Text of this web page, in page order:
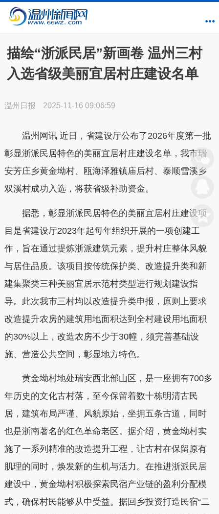
描绘“浙派民居”新画卷 温州三村
入选省级美丽宜居村庄建设名单
温州日报 2025-11-16 09:06:59
温州网讯 近日，省建设厅公布了2026年度第一批
彰显浙派民居特色的美丽宜居村庄建设名单，我市瑞
安芳庄乡黄金坳村、瓯海泽雅镇庙后村、泰顺雪溪乡
双溪村成功入选，将获省级补助资金。
据悉，彰显浙派民居特色的美丽宜居村庄建设项
目是省建设厅2023年起每年组织开展的一项创建工
作，旨在通过提炼浙派建筑元素，提升村庄整体风貌
与居住品质。该项目按传统保护类、改造提升类和新
建集聚类三种美丽宜居示范村类型进行规划建设指
导。此次我市三村均以改造提升类申报，原则上要求
改造提升农房的建筑用地面积达到全村建设用地面积
的30%以上，改造农房不少于30幢，须完善基础设
施、营造公共空间，彰显地方特色。
黄金坳村地处瑞安西北部山区，是一座拥有700多
年历史的文化古村落，至今保留着数十栋明清古民
居，建筑布局严谨、风貌原始，坐拥五条古道，同时
也是浙南著名的红色革命老区。据介绍，黄金坳村实
施了一系列精准的改造提升工程，让古村在保留原有
肌理的同时，焕发新的生机与活力。在推进浙派民居
建设中，黄金坳村积极探索民宿产业链的盈利分配模
式，确保村民能够从中受益。据回乡投资打造民宿“二